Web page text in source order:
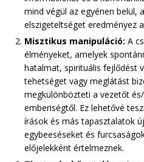
mind végül az egyénen belül,
elszigeteltséget eredményez
Misztikus manipuláció: A
élményeket, amelyek
hatalmat, spirituális fejlődést
tehetséget vagy meglátást
megkülönbözteti a vezetőt
emberiségtől. Ez lehetővé
írások és más tapasztalatok
egybeeséseket és
előjelekként értelmeznek.